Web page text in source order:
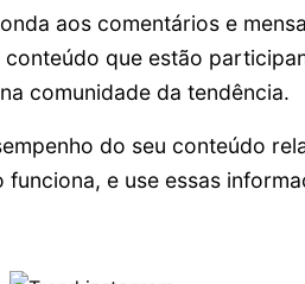
aos comentários e
que estão
comunidade da tendência.
do seu conteúdo
e use essas